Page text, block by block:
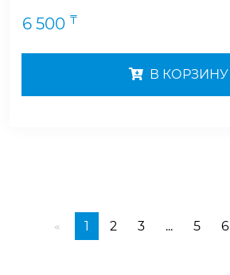
6 500 ₸
В КОРЗИНУ
« 1 2 3 ... 5 6